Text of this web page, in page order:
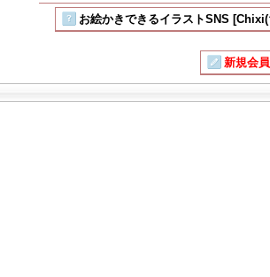
お絵かきできるイラストSNS
新規会